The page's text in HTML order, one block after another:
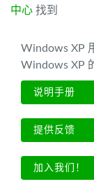
中心 找到
Windows XP
Windows XP
说明手册
提供反馈
加入我们！